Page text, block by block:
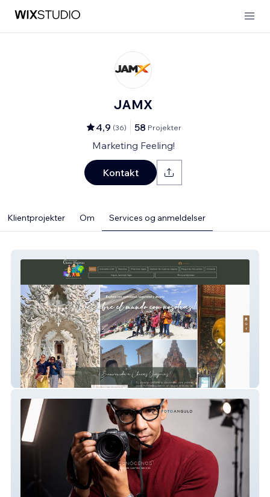
JAMX
4,9 (36) 58 Projekter
Marketing Feeling!
Kontakt
Klientprojekter Om Services og anmeldelser
Agencia de viajes Chicas Viajeras